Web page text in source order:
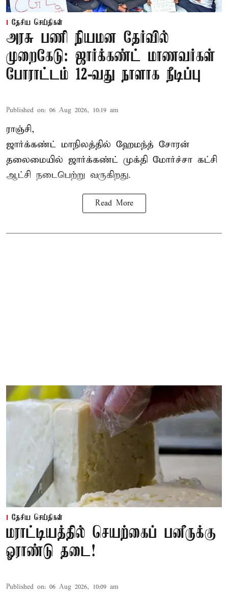
தேசிய செய்திகள்
அரசு பணி நியமன தேர்வில்
முறைகேடு: ஜார்க்கண்ட் மாணவர்கள்
போராட்டம் 12-வது நாளாக நீடிப்பு
Published on: 06 Aug 2026, 10:19 am
ராஞ்சி,
ஜார்க்கண்ட் மாநிலத்தில் ஹேமந்த் சோரன்
தலைமையில் ஜார்க்கண்ட் முக்தி மோர்ச்சா கட்சி
ஆட்சி நடைபெற்று வருகிறது.
Read More
தேசிய செய்திகள்
மராட்டியத்தில் செயற்கைப் பனீருக்கு
ஓராண்டு தடை!
Published on: 06 Aug 2026, 10:09 am